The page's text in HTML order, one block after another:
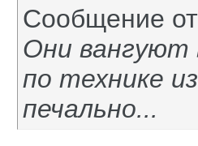
Сообщение
Они
по технике
печально...